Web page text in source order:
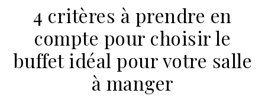
4 critères à prendre en
compte pour choisir le
buffet idéal pour votre salle
à manger